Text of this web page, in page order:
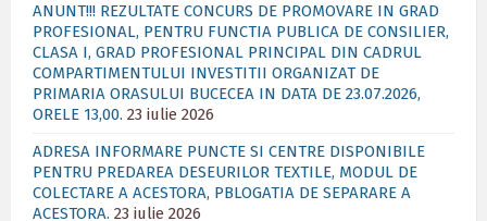
ANUNT!!! REZULTATE CONCURS DE PROMOVARE IN GRAD
PROFESIONAL, PENTRU FUNCTIA PUBLICA DE CONSILIER,
CLASA I, GRAD PROFESIONAL PRINCIPAL DIN CADRUL
COMPARTIMENTULUI INVESTITII ORGANIZAT DE
PRIMARIA ORASULUI BUCECEA IN DATA DE 23.07.2026,
ORELE 13,00. 23 iulie 2026
ADRESA INFORMARE PUNCTE SI CENTRE DISPONIBILE
PENTRU PREDAREA DESEURILOR TEXTILE, MODUL DE
COLECTARE A ACESTORA, PBLOGATIA DE SEPARARE A
ACESTORA. 23 iulie 2026